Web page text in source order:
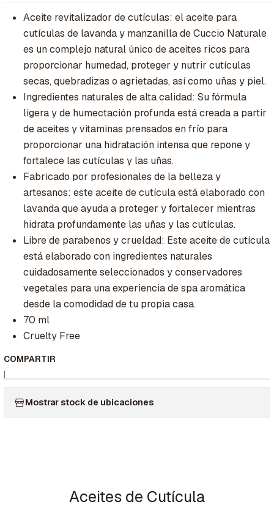
Aceite revitalizador de cutículas: el aceite para
cutículas de lavanda y manzanilla de Cuccio Naturale
es un complejo natural único de aceites ricos para
proporcionar humedad, proteger y nutrir cutículas
secas, quebradizas o agrietadas, así como uñas y piel.
Ingredientes naturales de alta calidad: Su fórmula
ligera y de humectación profunda está creada a partir
de aceites y vitaminas prensados en frío para
proporcionar una hidratación intensa que repone y
fortalece las cutículas y las uñas.
Fabricado por profesionales de la belleza y
artesanos: este aceite de cutícula está elaborado con
lavanda que ayuda a proteger y fortalecer mientras
hidrata profundamente las uñas y las cutículas.
Libre de parabenos y crueldad: Este aceite de cutícula
está elaborado con ingredientes naturales
cuidadosamente seleccionados y conservadores
vegetales para una experiencia de spa aromática
desde la comodidad de tu propia casa.
70 ml
Cruelty Free
COMPARTIR
|
Mostrar stock de ubicaciones
Aceites de Cutícula